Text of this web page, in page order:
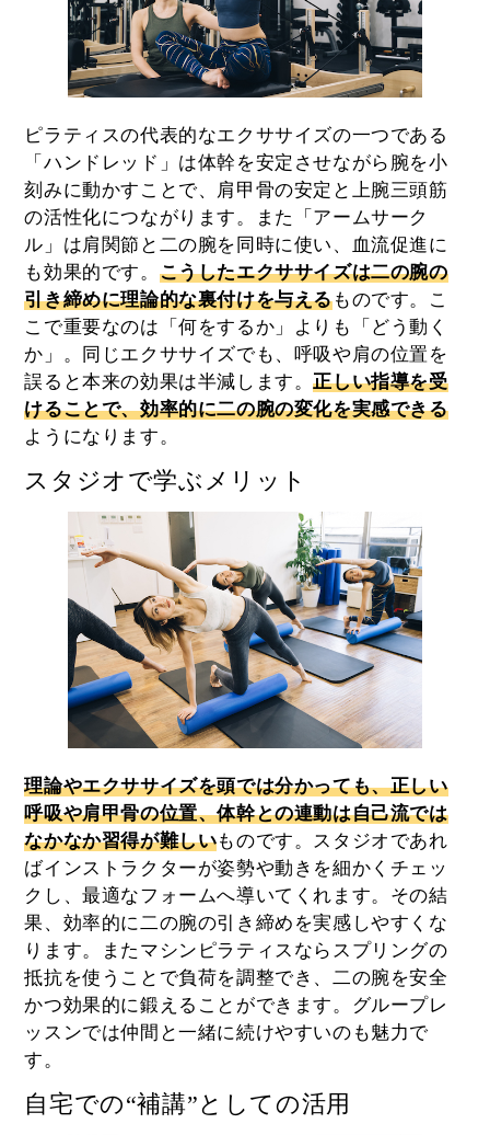
ピラティスの代表的なエクササイズの一つである
「ハンドレッド」は体幹を安定させながら腕を小
刻みに動かすことで、肩甲骨の安定と上腕三頭筋
の活性化につながります。また「アームサーク
ル」は肩関節と二の腕を同時に使い、血流促進に
も効果的です。 こうしたエクササイズは二の腕の
引き締めに理論的な裏付けを与えるものです。こ
こで重要なのは「何をするか」よりも「どう動く
か」。同じエクササイズでも、呼吸や肩の位置を
誤ると本来の効果は半減します。正しい指導を受
けることで、効率的に二の腕の変化を実感できる
ようになります。
スタジオで学ぶメリット
理論やエクササイズを頭では分かっても、正しい
呼吸や肩甲骨の位置、体幹との連動は自己流では
なかなか習得が難しいものです。スタジオであれ
ばインストラクターが姿勢や動きを細かくチェッ
クし、最適なフォームへ導いてくれます。その結
果、効率的に二の腕の引き締めを実感しやすくな
ります。またマシンピラティスならスプリングの
抵抗を使うことで負荷を調整でき、二の腕を安全
かつ効果的に鍛えることができます。グループレ
ッスンでは仲間と一緒に続けやすいのも魅力で
す。
自宅での“補講”としての活用